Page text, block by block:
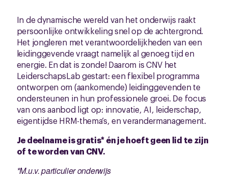
In de dynamische wereld van het onderwijs raakt
persoonlijke ontwikkeling snel op de achtergrond.
Het jongleren met verantwoordelijkheden van een
leidinggevende vraagt namelijk al genoeg tijd en
energie. En dat is zonde! Daarom is CNV het
LeiderschapsLab gestart: een flexibel programma
ontworpen om (aankomende) leidinggevenden te
ondersteunen in hun professionele groei. De focus
van ons aanbod ligt op: innovatie, AI, leiderschap,
eigentijdse HRM-thema’s, en verandermanagement.
Je deelname is gratis* én je hoeft geen lid te zijn
of te worden van CNV.
*M.u.v. particulier onderwijs